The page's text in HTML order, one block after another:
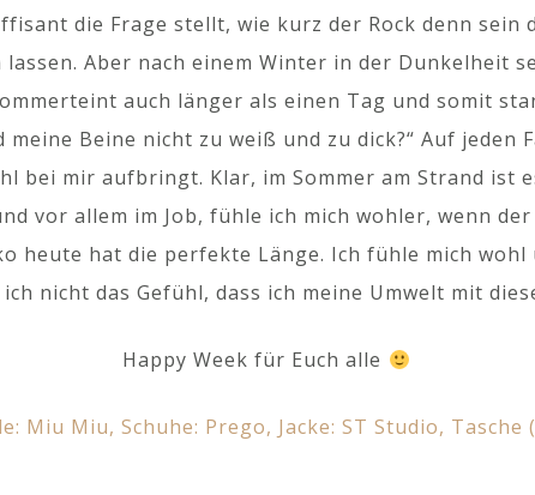
die Frage stellt, wie kurz der Rock denn sein
Aber nach einem Winter in der Dunkelheit
auch länger als einen Tag und somit
meine Beine nicht zu weiß und zu dick?“ Auf jeden
bei mir aufbringt. Klar, im Sommer am Strand ist
vor allem im Job, fühle ich mich wohler, wenn der
heute hat die perfekte Länge. Ich fühle mich wohl
nicht das Gefühl, dass ich meine Umwelt mit
Happy Week für Euch alle
Miu Miu, Schuhe: Prego, Jacke: ST Studio, Tasche (